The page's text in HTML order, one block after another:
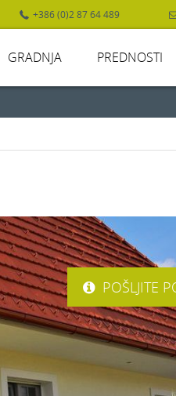
+386 (0)2 87 64 489
GRADNJA PREDNOSTI
POŠLJITE